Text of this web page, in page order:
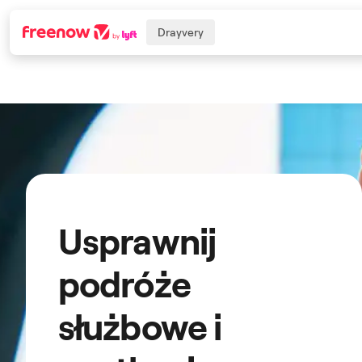
Navigation
Drayvery
Usprawnij
podróże
służbowe i